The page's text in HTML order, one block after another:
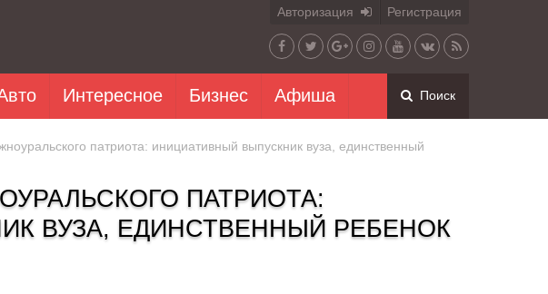
Авторизация Регистрация
Интересное Бизнес Афиша Поиск
патриота: инициативный выпускник вуза, единственный
ПАТРИОТА:
ВУЗА, ЕДИНСТВЕННЫЙ РЕБЕНОК